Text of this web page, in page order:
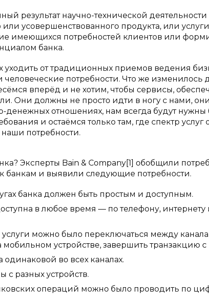
результат научно-технической деятельности
усовершенствованного продукта, или
имеющихся потребностей клиентов или
банка.
уходить от традиционных приемов ведения
человеческие потребности. Что же изменилось
вперёд и не хотим, чтобы сервисы,
Они должны не просто идти в ногу с нами,
денежных отношениях, нам всегда будут нужны
и остаёмся только там, где спектр услуг
потребности.
Эксперты Bain & Company[1] обобщили
и выявили следующие потребности.
банка должен быть простым и доступным.
в любое время — по телефону, интернету
можно было переключаться между
устройстве, завершить транзакцию
одинаковой во всех каналах.
с разных устройств.
операций можно было проводить по